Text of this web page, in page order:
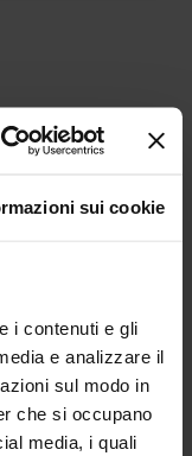
sui cookie
i contenuti e gli
e analizzare il
sul modo in
che si occupano
media, i quali